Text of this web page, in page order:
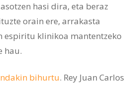
hasi dira, eta beraz
orain ere, arrakasta
espiritu klinikoa mantentzeko
hau.
bihurtu. Rey Juan Carlos